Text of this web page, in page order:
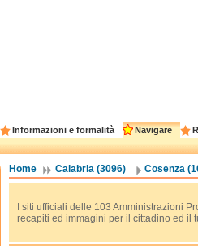
Informazioni e formalità Navigare
Home Calabria (3096) Cosenza
I siti ufficiali delle 103 Amministrazioni
recapiti ed immagini per il cittadino ed il